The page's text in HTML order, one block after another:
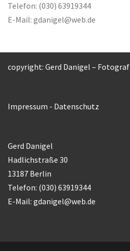
Telefon: (030) 63919344
E-Mail: gdanigel@web.de
copyright: Gerd Danigel – Fotograf
Impressum - Datenschutz
Gerd Danigel
Hadlichstraße 30
13187 Berlin
Telefon: (030) 63919344
E-Mail: gdanigel@web.de